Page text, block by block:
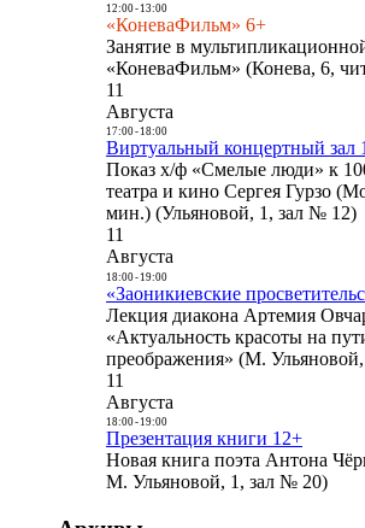
12:00- 13:00
«КоневаФильм» 6+
Занятие в
«КоневаФильм» (Конева, 6,
11
Августа
17:00- 18:00
Виртуальный концертный зал
Показ х/ф «Смелые люди» к
театра и кино Сергея Гурзо
мин.) (Ульяновой, 1, зал № 12)
11
Августа
18:00- 19:00
«Заоникиевские
Лекция диакона Артемия
«Актуальность красоты на
преображения» (М.
11
Августа
18:00- 19:00
Презентация книги 12+
Новая книга поэта Антона
М. Ульяновой, 1, зал № 20)